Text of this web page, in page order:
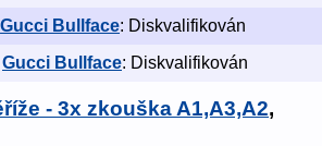
Gucci Bullface: Diskvalifikován
Gucci Bullface: Diskvalifikován
- 3x zkouška A1,A3,A2,